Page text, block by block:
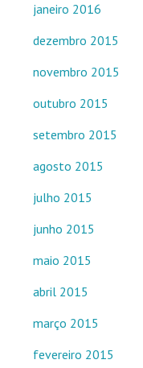
janeiro 2016
dezembro 2015
novembro 2015
outubro 2015
setembro 2015
agosto 2015
julho 2015
junho 2015
maio 2015
abril 2015
março 2015
fevereiro 2015